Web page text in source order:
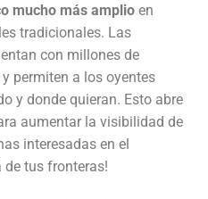
mucho más amplio en
tradicionales. Las
con millones de
permiten a los oyentes
y donde quieran. Esto abre
aumentar la visibilidad de
interesadas en el
de tus fronteras!